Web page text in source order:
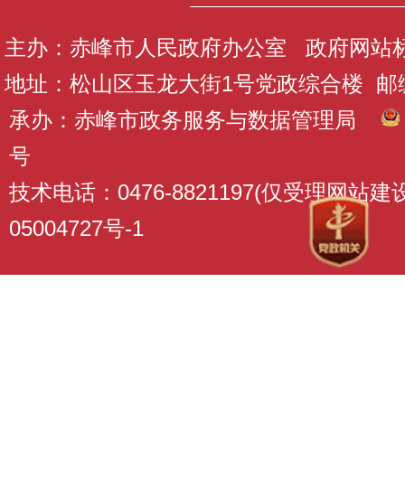
主办：赤峰市人民政府办公室 政府网站
地址：松山区玉龙大街1号党政综合楼 邮
承办：赤峰市政务服务与数据管理局
号
技术电话：0476-8821197(仅受理网站建
05004727号-1